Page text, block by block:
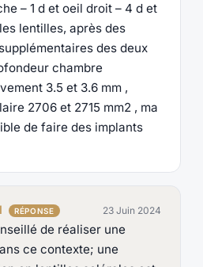
– 1 d et oeil droit – 4 d et
lentilles, après des
des deux
chambre
3.5 et 3.6 mm ,
2706 et 2715 mm2 , ma
de faire des implants
23 Juin 2024
de réaliser une
ce contexte; une